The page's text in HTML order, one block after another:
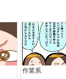
作業系